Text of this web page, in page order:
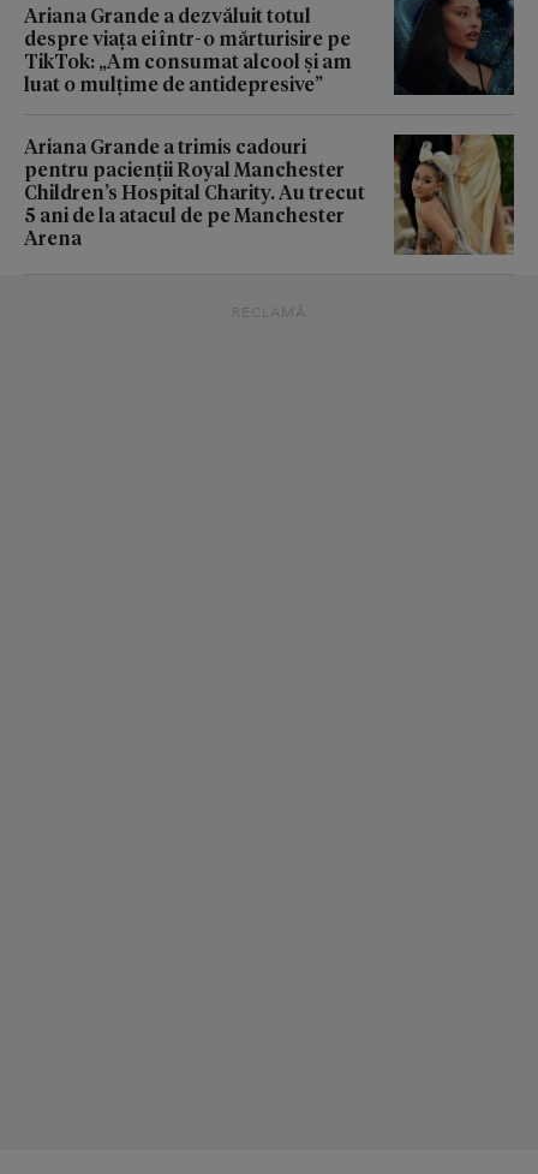
Ariana Grande a dezvăluit totul
despre viața ei într-o mărturisire pe
TikTok: „Am consumat alcool și am
luat o mulțime de antidepresive”
Ariana Grande a trimis cadouri
pentru pacienții Royal Manchester
Children’s Hospital Charity. Au trecut
5 ani de la atacul de pe Manchester
Arena
RECLAMĂ